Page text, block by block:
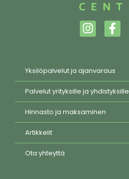
Yksilöpalvelut ja ajanvaraus
Palvelut yrityksille ja yhdistyksille
Hinnasto ja maksaminen
Artikkelit
Ota yhteyttä